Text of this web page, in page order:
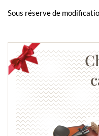
Sous réserve de